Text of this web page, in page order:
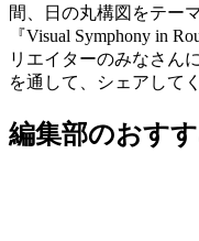
間、日の丸構図をテー
『Visual Symphony in
リエイターのみなさん
を通して、シェアして
編集部のおす